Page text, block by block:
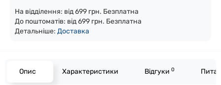
На відділення: від 699 грн. Безплатна
До поштоматів: від 699 грн. Безплатна
Детальніше: Доставка
Опис Характеристики Відгуки 0